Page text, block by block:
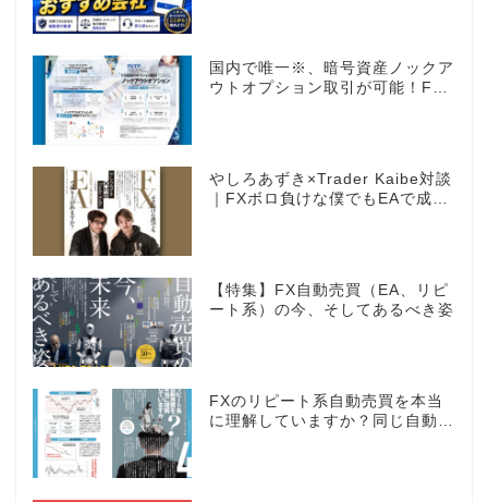
国内で唯一※、暗号資産ノックア
ウトオプション取引が可能！FX
やしろあずき×Trader Kaibe対談
｜FXボロ負けな僕でもEAで成り
【特集】FX自動売買（EA、リピ
ート系）の今、そしてあるべき姿
FXのリピート系自動売買を本当
に理解していますか？同じ自動売